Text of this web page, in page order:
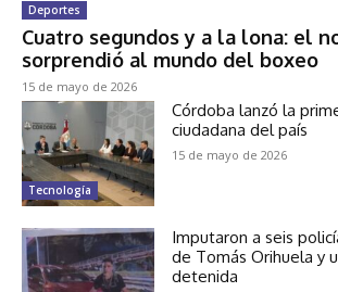
Deportes
Cuatro segundos y a la lona: el
sorprendió al mundo del boxeo
15 de mayo de 2026
Tecnología
Córdoba lanzó la
ciudadana del país
15 de mayo de 2026
Imputaron a seis
de Tomás Orihuela y
detenida